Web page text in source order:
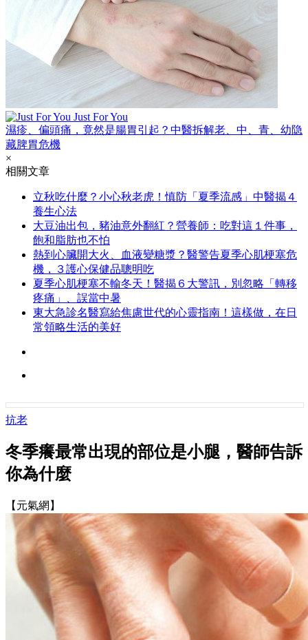
Just For You
濕疹、偏頭痛，竟然是腸胃引起？中醫拆解老、中、青、幼隐
藏脾胃危機
×
相關文章
立秋吃什麼？小心秋老虎！慎防「夏季流感」中醫揭４
養生心法
大豆油出包，豬油意外翻紅？營養師：吃對這１件事，
飽和脂肪也不怕
熱到心臟開大火、血液變糖漿？醫警告夏季心肌梗塞危
機，３護心保健品聰明吃
夏季心肌梗塞不輸冬天！醫揭６大警訊，別忽略「轉移
疼痛」、誤當中暑
東大急診名醫寫給焦慮世代的心靈指南！這樣做，在日
常領略生活的美好
抗老
冬季癢最常出現的部位是小腿，醫師告訴
你為什麼
【元氣網】